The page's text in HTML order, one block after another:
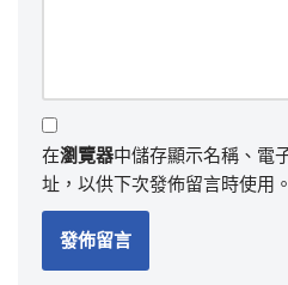
在瀏覽器中儲存顯示名稱、電
址，以供下次發佈留言時使用。